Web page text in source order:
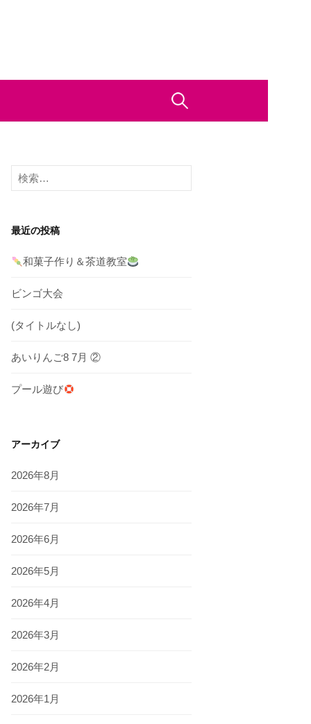
検
検
索:
最近の投稿
和菓子作り＆茶道教室
ビンゴ大会
(タイトルなし)
あいりんご8 7月 ②
プール遊び
アーカイブ
2026年8月
2026年7月
2026年6月
2026年5月
2026年4月
2026年3月
2026年2月
2026年1月